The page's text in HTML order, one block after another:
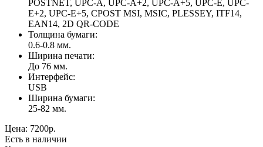
POSTNET, UPC-A, UPC-A+2, UPC-A+5, UPC-E, UPC-
E+2, UPC-E+5, CPOST MSI, MSIC, PLESSEY, ITF14,
EAN14, 2D QR-CODE
Толщина бумаги:
0.6-0.8 мм.
Ширина печати:
До 76 мм.
Интерфейс:
USB
Ширина бумаги:
25-82 мм.
Цена: 7200р.
Есть в наличии